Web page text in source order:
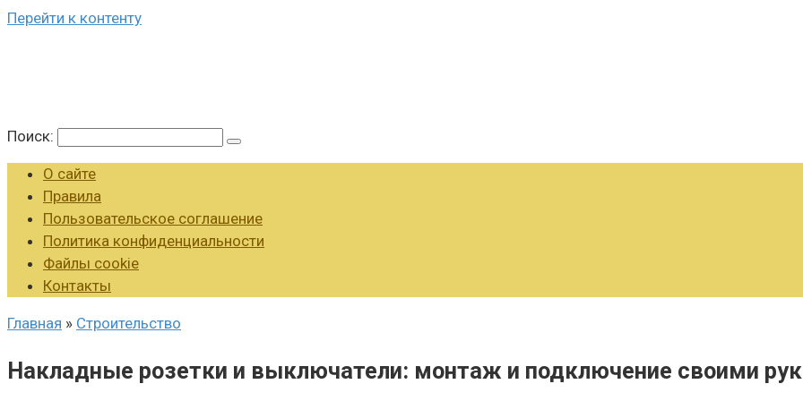
Перейти к контенту
Поиск:
О сайте
Правила
Пользовательское соглашение
Политика конфиденциальности
Файлы cookie
Контакты
Главная » Строительство
Накладные розетки и выключатели: монтаж и подключение своими